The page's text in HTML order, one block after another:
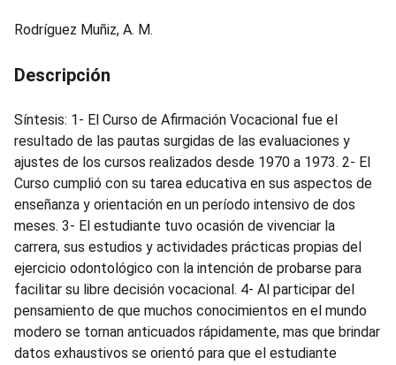
Rodríguez Muñiz, A. M.
Descripción
Síntesis: 1- El Curso de Afirmación Vocacional fue el
resultado de las pautas surgidas de las evaluaciones y
ajustes de los cursos realizados desde 1970 a 1973. 2- El
Curso cumplió con su tarea educativa en sus aspectos de
enseñanza y orientación en un período intensivo de dos
meses. 3- El estudiante tuvo ocasión de vivenciar la
carrera, sus estudios y actividades prácticas propias del
ejercicio odontológico con la intención de probarse para
facilitar su libre decisión vocacional. 4- Al participar del
pensamiento de que muchos conocimientos en el mundo
modero se tornan anticuados rápidamente, mas que brindar
datos exhaustivos se orientó para que el estudiante